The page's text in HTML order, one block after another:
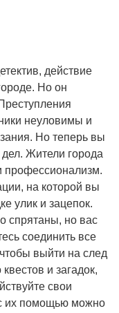
действие
Но он
неуловимы и
Но теперь вы
Жители города
профессионализм.
на которой вы
улик и зацепок.
спрятаны, но вас
соединить все
выйти на след
и загадок,
свои
их помощью можно